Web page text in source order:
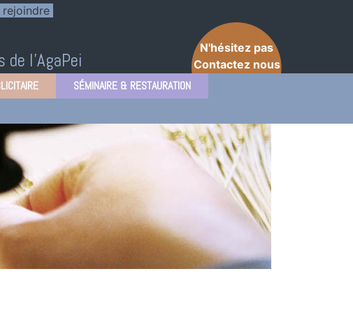
rejoindre
de l'AgaPei
N'hésitez pas
Contactez nous
SÉMINAIRE & RESTAURATION